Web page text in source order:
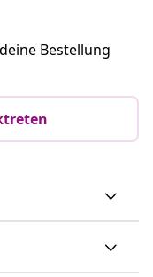
Bestellung